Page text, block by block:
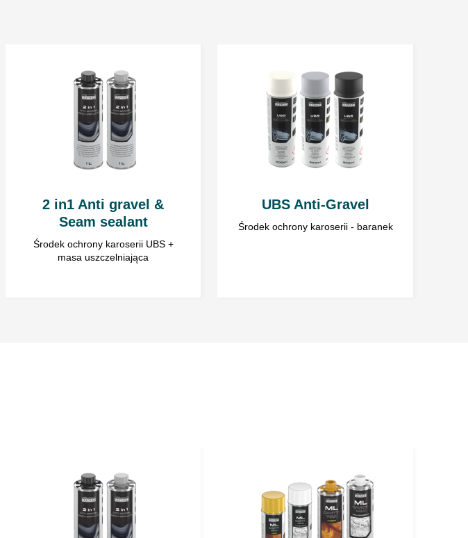
rozpuszczalnika.
NIE STOSOWAĆ NA TEFLON
w celu bezpieczeństwa należy zawsze postępować zgodnie z danymi
Suchy w dotyku*: 120 ÷ 180 minut przy 600 μm mokrej powłoki
Całkowicie suchy*: 4 ÷ 6 godzin przy 600 μm mokrej powłoki
Jeżeli rekomendowana jest grubsza powłoka zaleca się wysuszenie
nałożonej warstwy przed nałożeniem kolejnej.
NIE STOSOWAĆ NA TEFLON
Dane zbierane są w celu umożliwienia usługi. Każdy ma prawo dostępu do swoich danych oraz
ich poprawiania. Administratorem danych osobowych gromadzonych i przetwarzanych poprzez
www.troton.pl jest Troton sp. z o.o. z siedzibą w Ząbrowie 14A, Gościno, 78-120. Podanie
danych jest dobrowolne, ale niezbędne dla realizacji wskazanego celu.
2 in1 Anti gravel &
Seam sealant
Środek ochrony karoserii UBS +
masa uszczelniająca
UBS Anti-Gravel
Środek ochrony karoserii - baranek